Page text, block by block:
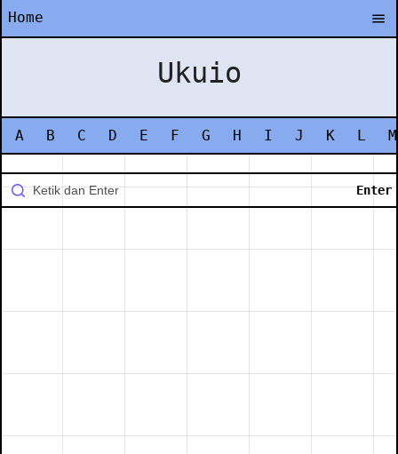
Home
Ukuio
A B C D E F G H I J K L M